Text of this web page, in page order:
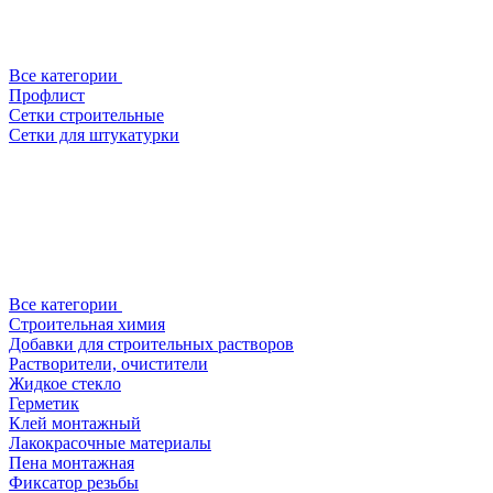
Все категории
Профлист
Сетки строительные
Сетки для штукатурки
Все категории
Строительная химия
Добавки для строительных растворов
Растворители, очистители
Жидкое стекло
Герметик
Клей монтажный
Лакокрасочные материалы
Пена монтажная
Фиксатор резьбы